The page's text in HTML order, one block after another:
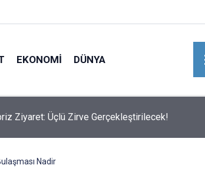
EKONOMI DÜNYA
Ziyaret: Üçlü Zirve Gerçekleştirilecek!
Nadir